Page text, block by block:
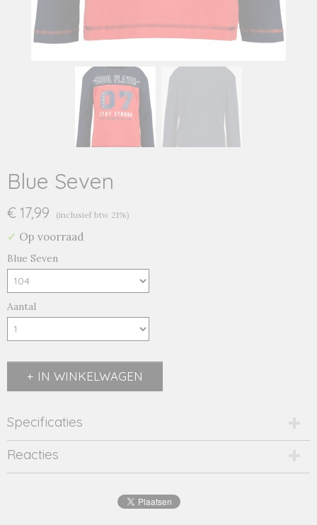
Blue Seven
€ 17,99 (inclusief btw 21%)
✓ Op voorraad
Blue Seven
Aantal
IN WINKELWAGEN
Specificaties
Productcode
850728-19312
Reacties